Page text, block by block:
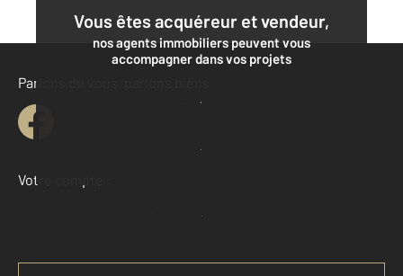
Vous êtes acquéreur et vendeur,
nos agents immobiliers peuvent vous
accompagner dans vos projets
Contacter l'agence
Demander une estimation
Parlons de vous, parlons biens
Votre compte :
Accéder à mon compte